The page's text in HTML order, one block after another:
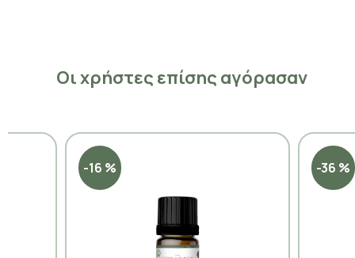
Οι χρήστες επίσης αγόρασαν
-16 % -36 %